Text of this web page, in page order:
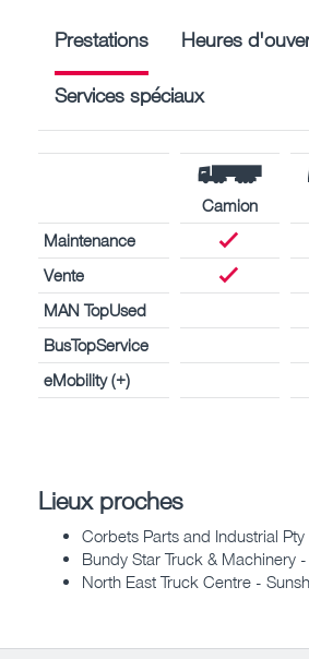
Prestations Heures
Services spéciaux
Camion
Maintenance
Vente
MAN TopUsed
BusTopService
eMobility (+)
Lieux proches
Corbets Parts and Industrial
Bundy Star Truck & Machinery
North East Truck Centre -